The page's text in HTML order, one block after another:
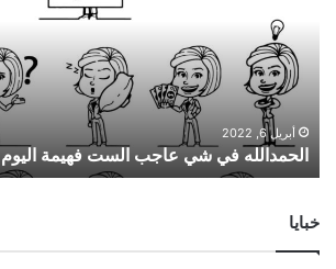
ي
ي
ع
أبريل 6, 2022
الحمدالله في شي عاجب الست فهيمة اليوم
خبايا